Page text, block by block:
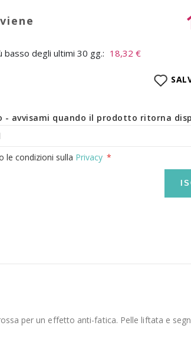
degli ultimi 30 gg.: 18,32 €
- avvisami quando il prodotto ritorna
le condizioni sulla Privacy
per un effetto anti-fatica. Pelle liftata e